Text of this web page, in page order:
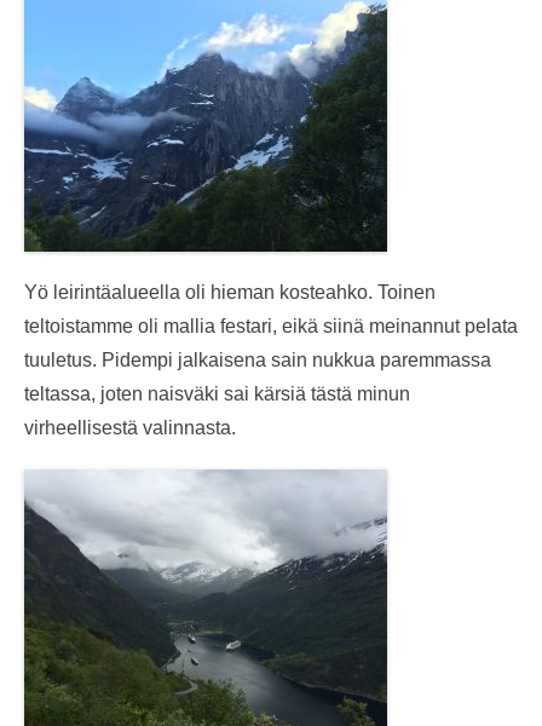
Yö leirintäalueella oli hieman kosteahko. Toinen
teltoistamme oli mallia festari, eikä siinä meinannut pelata
tuuletus. Pidempi jalkaisena sain nukkua paremmassa
teltassa, joten naisväki sai kärsiä tästä minun
virheellisestä valinnasta.